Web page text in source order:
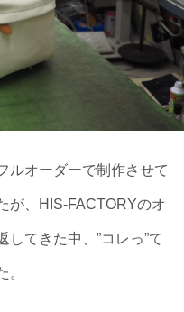
ルオーダーで制作させて
が、HIS-FACTORYのオ
てきた中、”コレっ”て
。